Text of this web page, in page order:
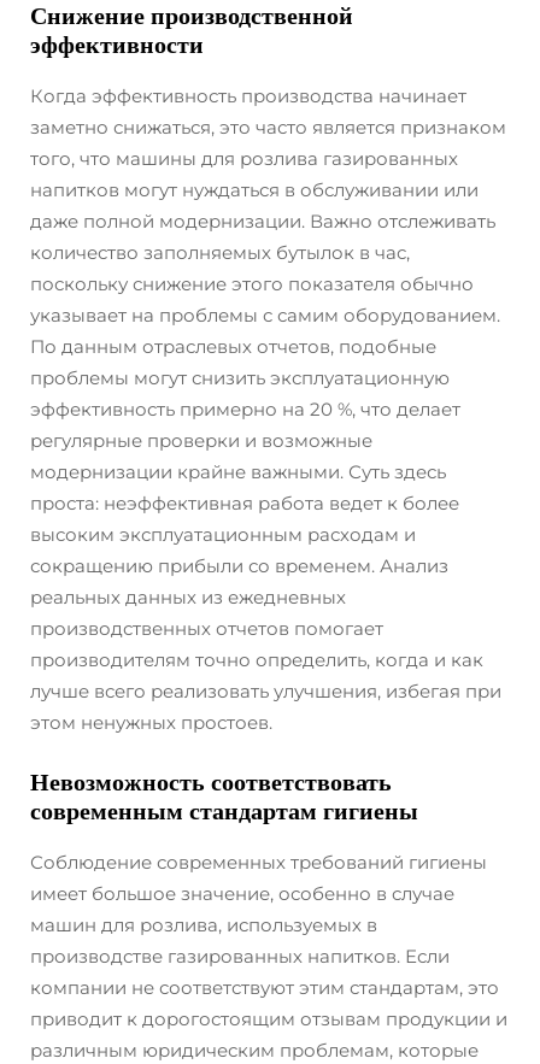
Снижение производственной
эффективности
Когда эффективность производства начинает
заметно снижаться, это часто является признаком
того, что машины для розлива газированных
напитков могут нуждаться в обслуживании или
даже полной модернизации. Важно отслеживать
количество заполняемых бутылок в час,
поскольку снижение этого показателя обычно
указывает на проблемы с самим оборудованием.
По данным отраслевых отчетов, подобные
проблемы могут снизить эксплуатационную
эффективность примерно на 20 %, что делает
регулярные проверки и возможные
модернизации крайне важными. Суть здесь
проста: неэффективная работа ведет к более
высоким эксплуатационным расходам и
сокращению прибыли со временем. Анализ
реальных данных из ежедневных
производственных отчетов помогает
производителям точно определить, когда и как
лучше всего реализовать улучшения, избегая при
этом ненужных простоев.
Невозможность соответствовать
современным стандартам гигиены
Соблюдение современных требований гигиены
имеет большое значение, особенно в случае
машин для розлива, используемых в
производстве газированных напитков. Если
компании не соответствуют этим стандартам, это
приводит к дорогостоящим отзывам продукции и
различным юридическим проблемам, которые